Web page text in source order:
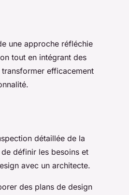
une approche réfléchie
tout en intégrant des
efficacement
détaillée de la
définir les besoins et
avec un architecte.
des plans de design